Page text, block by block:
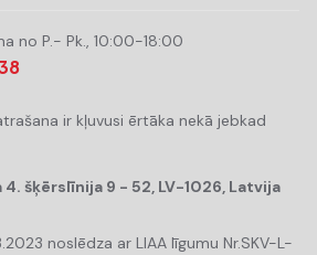
no P.- Pk., 10:00-18:00
ir kļuvusi ērtāka nekā jebkad
4. šķērslīnija 9 - 52, LV-1026, Latvija
noslēdza ar LIAA līgumu Nr.SKV-L-